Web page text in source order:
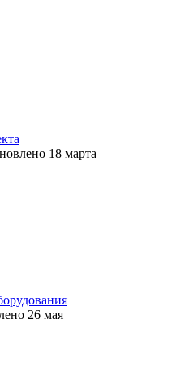
18 марта
26 мая